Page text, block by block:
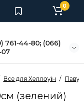
761-44-80; (066)
0
Все для Хеллоуїн
(зелений)